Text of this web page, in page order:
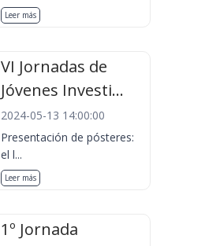
Leer más
VI Jornadas de
Jóvenes Investi...
2024-05-13 14:00:00
Presentación de pósteres:
el l...
Leer más
1º Jornada